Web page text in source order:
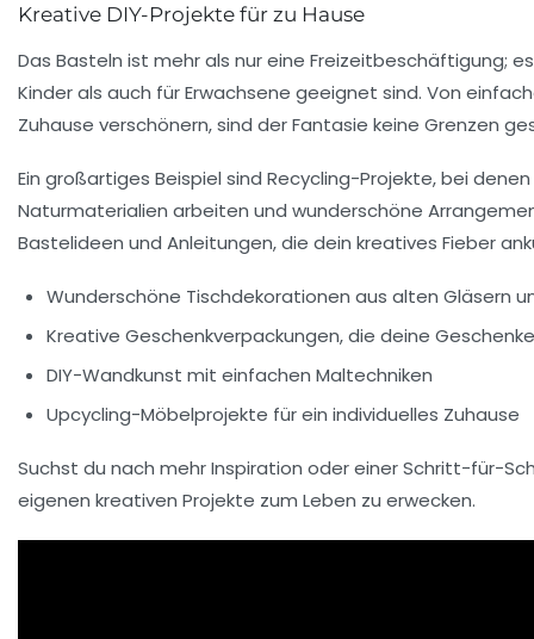
Kreative DIY-Projekte für zu Hause
Das Basteln ist mehr als nur eine Freizeitbeschäftigung;
Kinder als auch für Erwachsene geeignet sind. Von
Zuhause verschönern, sind der Fantasie keine Grenzen
Ein großartiges Beispiel sind Recycling-Projekte, bei
Naturmaterialien arbeiten und wunderschöne
Bastelideen und Anleitungen, die dein kreatives Fieber
Wunderschöne Tischdekorationen aus alten Gläsern
Kreative Geschenkverpackungen, die deine
DIY-Wandkunst mit einfachen Maltechniken
Upcycling-Möbelprojekte für ein individuelles Zuhause
Suchst du nach mehr Inspiration oder einer Schritt-für-
eigenen kreativen Projekte zum Leben zu erwecken.